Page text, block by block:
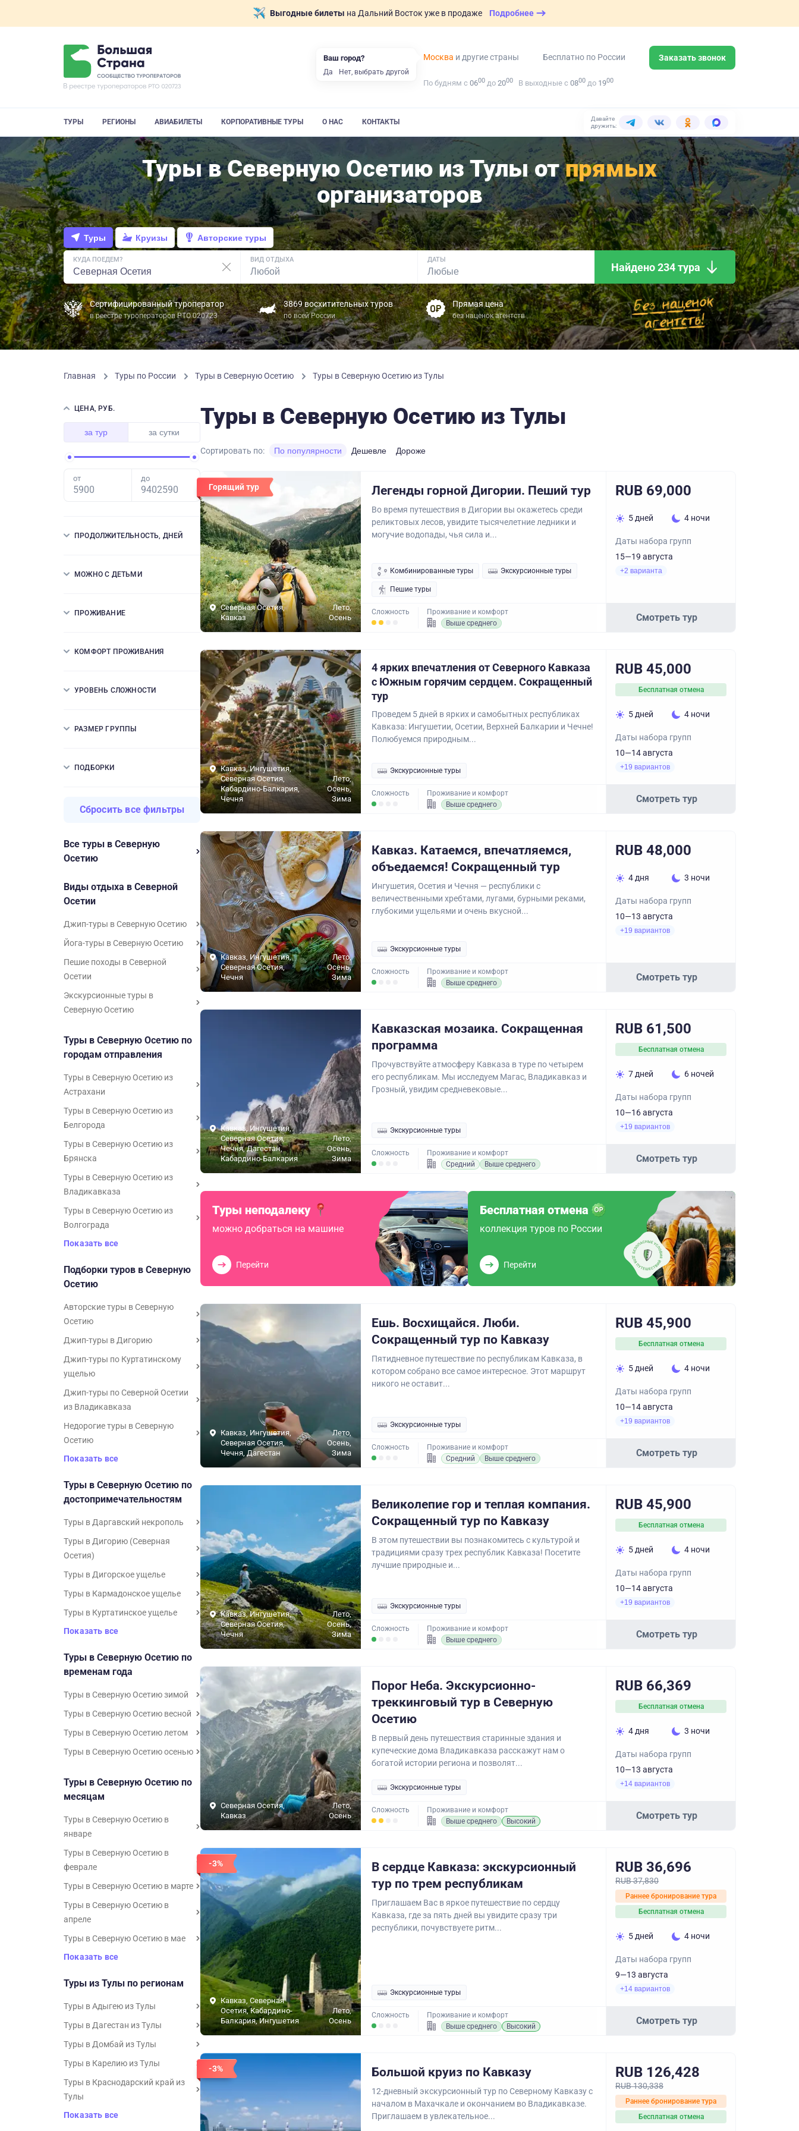
Выгодные билеты на Дальний Восток уже в продаже Подробнее
Москва и другие страны Бесплатно по России Заказать звонок
По будням с 0600 до 2000 В выходные с 0800 до 1900
ТУРЫ РЕГИОНЫ АВИАБИЛЕТЫ КОРПОРАТИВНЫЕ ТУРЫ О НАС КОНТАКТЫ
Давайте
дружить:
Туры в Северную Осетию из Тулы отпрямых
организаторов
Туры Круизы Авторские туры
КУДА ПОЕДЕМ? ВИД ОТДЫХА ДАТЫ
Найдено 234 тура
Сертифицированный туроператор
в реестре туроператоров РТО 020723
3869 восхитительных туров
по всей России
Прямая цена
без наценок агентств
Главная Туры по России Туры в Северную Осетию Туры в Северную Осетию из Тулы
ЦЕНА, РУБ.
за тур за сутки
от до
ПРОДОЛЖИТЕЛЬНОСТЬ, ДНЕЙ
МОЖНО С ДЕТЬМИ
ПРОЖИВАНИЕ
КОМФОРТ ПРОЖИВАНИЯ
УРОВЕНЬ СЛОЖНОСТИ
РАЗМЕР ГРУППЫ
ПОДБОРКИ
Сбросить все фильтры
Все туры в Северную
Осетию
Виды отдыха в Северной
Осетии
Джип-туры в Северную Осетию
Йога-туры в Северную Осетию
Пешие походы в Северной
Осетии
Экскурсионные туры в
Северную Осетию
Туры в Северную Осетию по
городам отправления
Туры в Северную Осетию из
Астрахани
Туры в Северную Осетию из
Белгорода
Туры в Северную Осетию из
Брянска
Туры в Северную Осетию из
Владикавказа
Туры в Северную Осетию из
Волгограда
Показать все
Подборки туров в Северную
Осетию
Авторские туры в Северную
Осетию
Джип-туры в Дигорию
Джип-туры по Куртатинскому
ущелью
Джип-туры по Северной Осетии
из Владикавказа
Недорогие туры в Северную
Осетию
Показать все
Туры в Северную Осетию по
достопримечательностям
Туры в Даргавский некрополь
Туры в Дигорию (Северная
Осетия)
Туры в Дигорское ущелье
Туры в Кармадонское ущелье
Туры в Куртатинское ущелье
Показать все
Туры в Северную Осетию по
временам года
Туры в Северную Осетию зимой
Туры в Северную Осетию весной
Туры в Северную Осетию летом
Туры в Северную Осетию осенью
Туры в Северную Осетию по
месяцам
Туры в Северную Осетию в
январе
Туры в Северную Осетию в
феврале
Туры в Северную Осетию в марте
Туры в Северную Осетию в
апреле
Туры в Северную Осетию в мае
Показать все
Туры из Тулы по регионам
Туры в Адыгею из Тулы
Туры в Дагестан из Тулы
Туры в Домбай из Тулы
Туры в Карелию из Тулы
Туры в Краснодарский край из
Тулы
Показать все
Туры в Северную Осетию из Тулы
Сортировать по: По популярности Дешевле Дороже
Горящий тур
Северная Осетия,
Кавказ
Лето,
Осень
Легенды горной Дигории. Пеший тур
Во время путешествия в Дигории вы окажетесь среди
реликтовых лесов, увидите тысячелетние ледники и
могучие водопады, чья сила и...
Комбинированные туры Экскурсионные туры
Пешие туры
Сложность
Проживание и комфорт
Выше среднего
RUB 69,000
5 дней 4 ночи
Даты набора групп
15—19 августа
+2 варианта
Смотреть тур
Кавказ, Ингушетия,
Северная Осетия,
Кабардино-Балкария,
Чечня
Лето,
Осень,
Зима
4 ярких впечатления от Северного Кавказа
с Южным горячим сердцем. Сокращенный
тур
Проведем 5 дней в ярких и самобытных республиках
Кавказа: Ингушетии, Осетии, Верхней Балкарии и Чечне!
Полюбуемся природным...
Экскурсионные туры
Сложность
Проживание и комфорт
Выше среднего
RUB 45,000
Бесплатная отмена
5 дней 4 ночи
Даты набора групп
10—14 августа
+19 вариантов
Смотреть тур
Кавказ, Ингушетия,
Северная Осетия,
Чечня
Лето,
Осень,
Зима
Кавказ. Катаемся, впечатляемся,
объедаемся! Сокращенный тур
Ингушетия, Осетия и Чечня — республики с
величественными хребтами, лугами, бурными реками,
глубокими ущельями и очень вкусной...
Экскурсионные туры
Сложность
Проживание и комфорт
Выше среднего
RUB 48,000
4 дня 3 ночи
Даты набора групп
10—13 августа
+19 вариантов
Смотреть тур
Кавказ, Ингушетия,
Северная Осетия,
Чечня, Дагестан,
Кабардино-Балкария
Лето,
Осень,
Зима
Кавказская мозаика. Сокращенная
программа
Прочувствуйте атмосферу Кавказа в туре по четырем
его республикам. Мы исследуем Магас, Владикавказ и
Грозный, увидим средневековые...
Экскурсионные туры
Сложность
Проживание и комфорт
Средний
Выше среднего
RUB 61,500
Бесплатная отмена
7 дней 6 ночей
Даты набора групп
10—16 августа
+19 вариантов
Смотреть тур
Туры неподалеку
можно добраться на машине
Перейти
Бесплатная отмена
коллекция туров по России
Перейти
Кавказ, Ингушетия,
Северная Осетия,
Чечня, Дагестан
Лето,
Осень,
Зима
Ешь. Восхищайся. Люби.
Сокращенный тур по Кавказу
Пятидневное путешествие по республикам Кавказа, в
котором собрано все самое интересное. Этот маршрут
никого не оставит...
Экскурсионные туры
Сложность
Проживание и комфорт
Средний
Выше среднего
RUB 45,900
Бесплатная отмена
5 дней 4 ночи
Даты набора групп
10—14 августа
+19 вариантов
Смотреть тур
Кавказ, Ингушетия,
Северная Осетия,
Чечня
Лето,
Осень,
Зима
Великолепие гор и теплая компания.
Сокращенный тур по Кавказу
В этом путешествии вы познакомитесь с культурой и
традициями сразу трех республик Кавказа! Посетите
лучшие природные и...
Экскурсионные туры
Сложность
Проживание и комфорт
Выше среднего
RUB 45,900
Бесплатная отмена
5 дней 4 ночи
Даты набора групп
10—14 августа
+19 вариантов
Смотреть тур
Северная Осетия,
Кавказ
Лето,
Осень
Порог Неба. Экскурсионно-
треккинговый тур в Северную
Осетию
В первый день путешествия старинные здания и
купеческие дома Владикавказа расскажут нам о
богатой истории региона и позволят...
Экскурсионные туры
Сложность
Проживание и комфорт
Выше среднего
Высокий
RUB 66,369
Бесплатная отмена
4 дня 3 ночи
Даты набора групп
10—13 августа
+14 вариантов
Смотреть тур
-3%
Кавказ, Северная
Осетия, Кабардино-
Балкария, Ингушетия
Лето,
Осень
В сердце Кавказа: экскурсионный
тур по трем республикам
Приглашаем Вас в яркое путешествие по сердцу
Кавказа, где за пять дней вы увидите сразу три
республики, почувствуете ритм...
Экскурсионные туры
Сложность
Проживание и комфорт
Выше среднего
Высокий
RUB 36,696
RUB 37,830
Раннее бронирование тура
Бесплатная отмена
5 дней 4 ночи
Даты набора групп
9—13 августа
+14 вариантов
Смотреть тур
-3% Большой круиз по Кавказу
12-дневный экскурсионный тур по Северному Кавказу с
началом в Махачкале и окончанием во Владикавказе.
Приглашаем в увлекательное...
RUB 126,428
RUB 130,338
Раннее бронирование тура
Бесплатная отмена
Ваш город?
Да Нет, выбрать другой